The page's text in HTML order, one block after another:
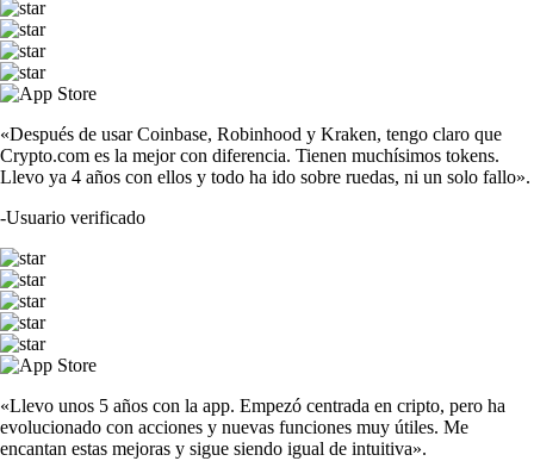
«Después de usar Coinbase, Robinhood y Kraken, tengo claro que
Crypto.com es la mejor con diferencia. Tienen muchísimos tokens.
Llevo ya 4 años con ellos y todo ha ido sobre ruedas, ni un solo fallo».
-Usuario verificado
«Llevo unos 5 años con la app. Empezó centrada en cripto, pero ha
evolucionado con acciones y nuevas funciones muy útiles. Me
encantan estas mejoras y sigue siendo igual de intuitiva».